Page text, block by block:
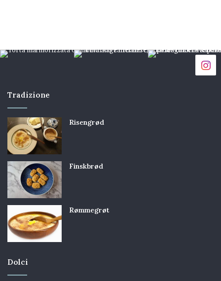
Tradizione
Risengrød
Finskbrød
Rømmegrøt
Dolci